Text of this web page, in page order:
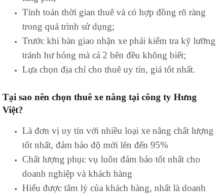
Tính toán thời gian thuê và có hợp đồng rõ ràng
trong quá trình sử dụng;
Trước khi bàn giao nhận xe phải kiểm tra kỹ lưỡng
tránh hư hỏng mà cả 2 bên đều không biết;
Lựa chọn địa chỉ cho thuê uy tín, giá tốt nhất.
Tại sao nên chọn thuê xe nâng tại công ty Hưng
Việt?
Là đơn vị uy tín với nhiều loại xe nâng chất lượng
tốt nhất, đảm bảo độ mới lên đến 95%
Chất lượng phục vụ luôn đảm bảo tốt nhất cho
doanh nghiệp và khách hàng
Hiểu được tâm lý của khách hàng, nhất là doanh